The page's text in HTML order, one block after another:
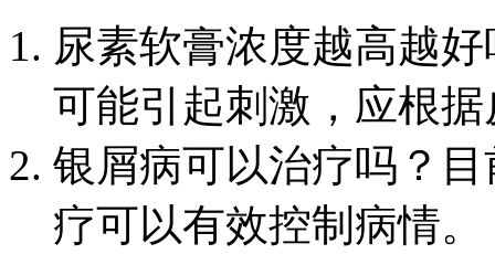
尿素软膏浓度越高越
可能引起刺激，应根
银屑病可以治疗吗？
疗可以有效控制病情。